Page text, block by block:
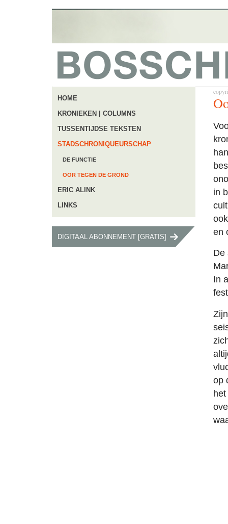
in
en
De
In
op
HOME
KRONIEKEN | COLUMNS
TUSSENTIJDSE TEKSTEN
STADSCHRONIQUEURSCHAP
DE FUNCTIE
OOR TEGEN DE GROND
ERIC ALINK
LINKS
DIGITAAL ABONNEMENT [GRATIS]